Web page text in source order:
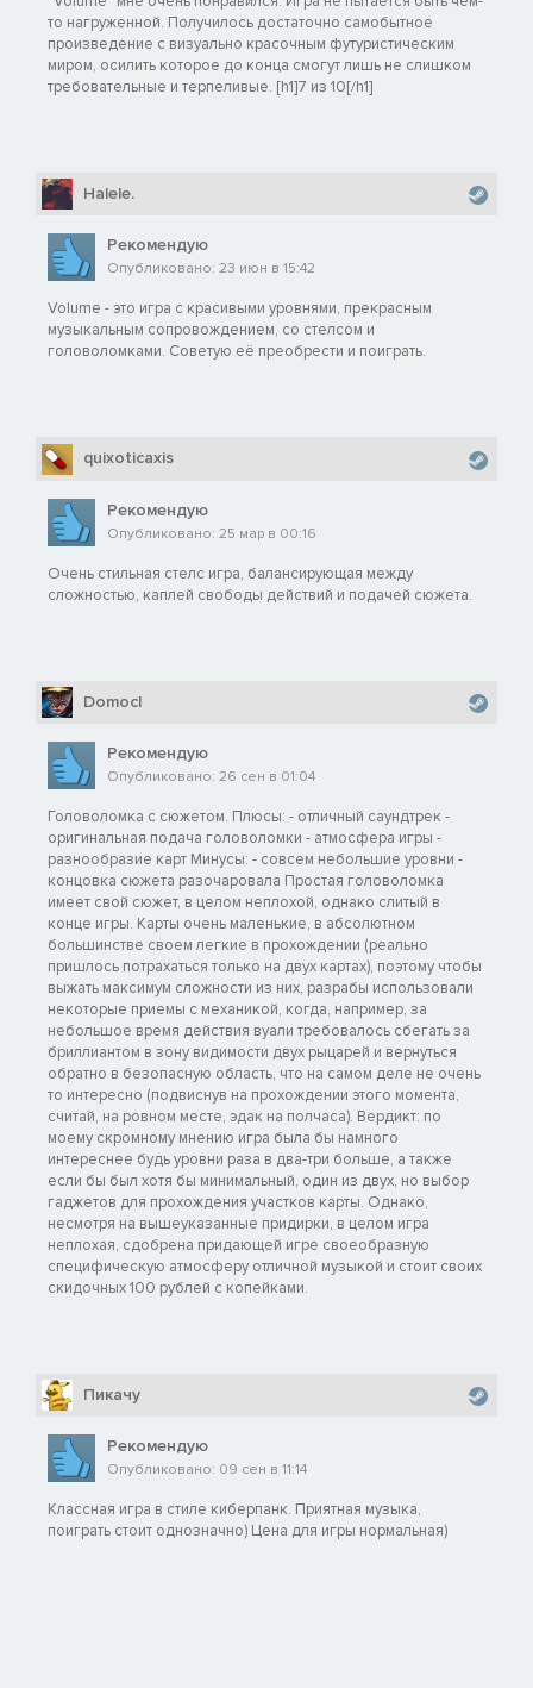
то нагруженной. Получилось достаточно самобытное
произведение с визуально красочным футуристическим
миром, осилить которое до конца смогут лишь не слишком
требовательные и терпеливые. [h1]7 из 10[/h1]
Halele.
Рекомендую
Опубликовано: 23 июн в 15:42
Volume - это игра с красивыми уровнями, прекрасным
музыкальным сопровождением, со стелсом и
головоломками. Советую её преобрести и поиграть.
quixoticaxis
Рекомендую
Опубликовано: 25 мар в 00:16
Очень стильная стелс игра, балансирующая между
сложностью, каплей свободы действий и подачей сюжета.
Domocl
Рекомендую
Опубликовано: 26 сен в 01:04
Головоломка с сюжетом. Плюсы: - отличный саундтрек -
оригинальная подача головоломки - атмосфера игры -
разнообразие карт Минусы: - совсем небольшие уровни -
концовка сюжета разочаровала Простая головоломка
имеет свой сюжет, в целом неплохой, однако слитый в
конце игры. Карты очень маленькие, в абсолютном
большинстве своем легкие в прохождении (реально
пришлось потраxaться только на двух картах), поэтому чтобы
выжать максимум сложности из них, разрабы использовали
некоторые приемы с механикой, когда, например, за
небольшое время действия вуали требовалось сбегать за
бриллиантом в зону видимости двух рыцарей и вернуться
обратно в безопасную область, что на самом деле не очень
то интересно (подвиснув на прохождении этого момента,
считай, на ровном месте, эдак на полчаса). Вердикт: по
моему скромному мнению игра была бы намного
интереснее будь уровни раза в два-три больше, а также
если бы был хотя бы минимальный, один из двух, но выбор
гаджетов для прохождения участков карты. Однако,
несмотря на вышеуказанные придирки, в целом игра
неплохая, сдобрена придающей игре своеобразную
специфическую атмосферу отличной музыкой и стоит своих
скидочных 100 рублей с копейками.
Пикачу
Рекомендую
Опубликовано: 09 сен в 11:14
Классная игра в стиле киберпанк. Приятная музыка,
поиграть стоит однозначно) Цена для игры нормальная)